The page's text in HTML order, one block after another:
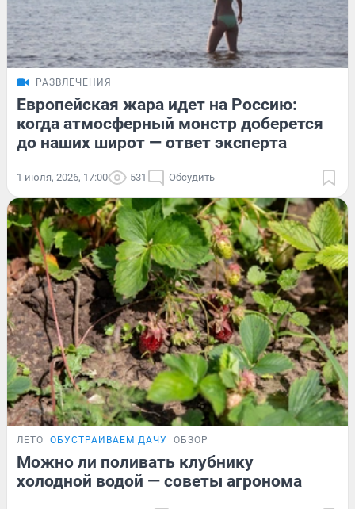
РАЗВЛЕЧЕНИЯ
Европейская жара идет на Россию:
когда атмосферный монстр доберется
до наших широт — ответ эксперта
1 июля, 2026, 17:00 531 Обсудить
ЛЕТО ОБУСТРАИВАЕМ ДАЧУ ОБЗОР
Можно ли поливать клубнику
холодной водой — советы агронома